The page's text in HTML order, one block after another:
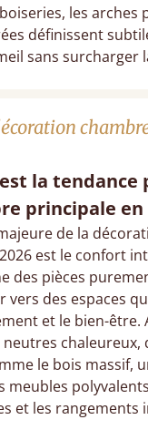
les arches
définissent
sans surcharger
la tendance
principale en
de la
est le confort
des pièces
vers des espaces
et le bien-être.
chaleureux,
le bois massif,
meubles
et les rangements